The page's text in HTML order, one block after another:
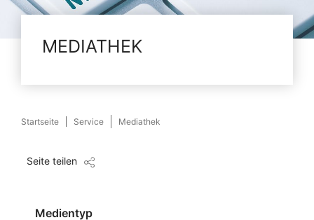
MEDIATHEK
Startseite Service Mediathek
Seite teilen
Medientyp